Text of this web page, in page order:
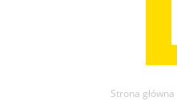
Strona główna